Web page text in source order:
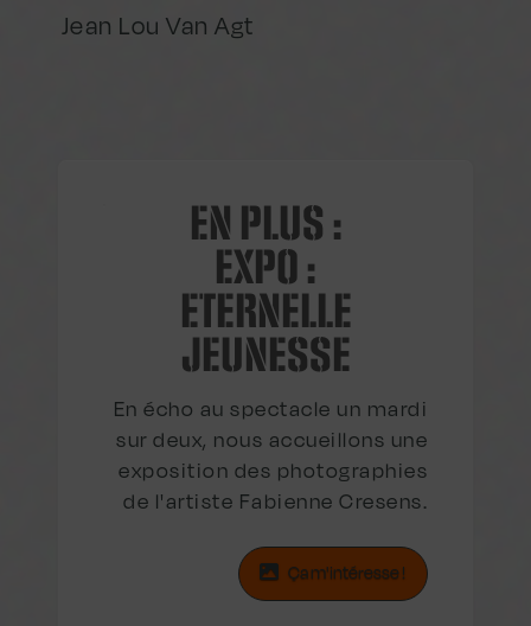
Jean Lou Van Agt
EN PLUS :
EXPO :
ETERNELLE
JEUNESSE
En écho au spectacle un mardi
sur deux, nous accueillons une
exposition des photographies
de l'artiste Fabienne Cresens.
Ça m'intéresse !